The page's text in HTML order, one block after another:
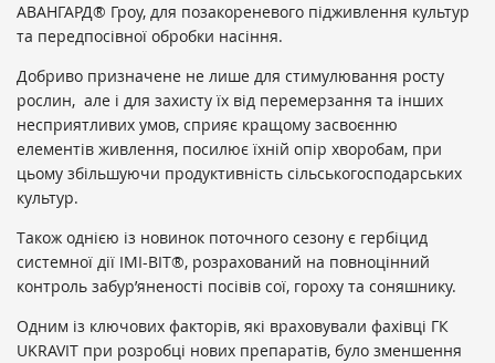
АВАНГАРД® Гроу, для позакореневого підживлення культур
та передпосівної обробки насіння.
Добриво призначене не лише для стимулювання росту
рослин, але і для захисту їх від перемерзання та інших
несприятливих умов, сприяє кращому засвоєнню
елементів живлення, посилює їхній опір хворобам, при
цьому збільшуючи продуктивність сільськогосподарських
культур.
Також однією із новинок поточного сезону є гербіцид
системної дії ІМІ-ВІТ®, розрахований на повноцінний
контроль забур’яненості посівів сої, гороху та соняшнику.
Одним із ключових факторів, які враховували фахівці ГК
UKRAVIT при розробці нових препаратів, було зменшення